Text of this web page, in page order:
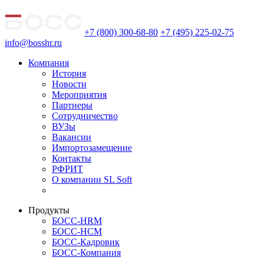
+7 (800) 300-68-80 +7 (495) 225-02-75
info@bosshr.ru
Компания
История
Новости
Мероприятия
Партнеры
Сотрудничество
ВУЗы
Вакансии
Импортозамещение
Контакты
РФРИТ
О компании SL Soft
Продукты
БОСС-HRM
БОСС-HCM
БОСС-Кадровик
БОСС-Компания